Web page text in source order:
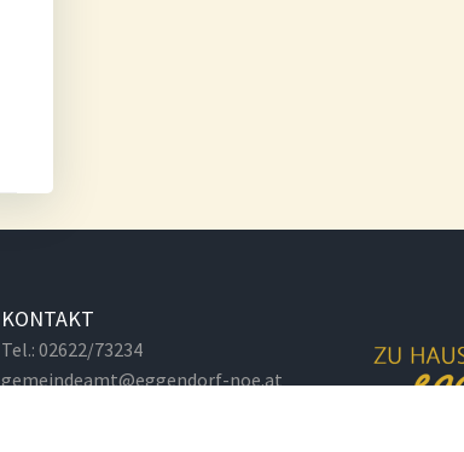
KONTAKT
Tel.: 02622/73234
gemeindeamt@eggendorf-noe.at